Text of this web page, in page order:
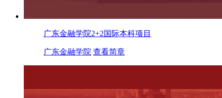
广东金融学院2+2国际本科项目
广东金融学院 查看简章